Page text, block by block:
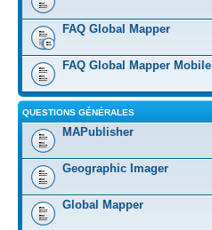
FAQ Global Mapper
FAQ Global Mapper Mobile
QUESTIONS GÉNÉRALES
MAPublisher
Geographic Imager
Global Mapper